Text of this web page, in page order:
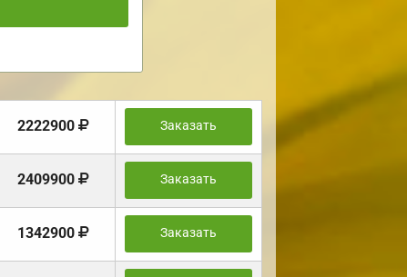
2222900 Заказать
2409900 Заказать
1342900 Заказать